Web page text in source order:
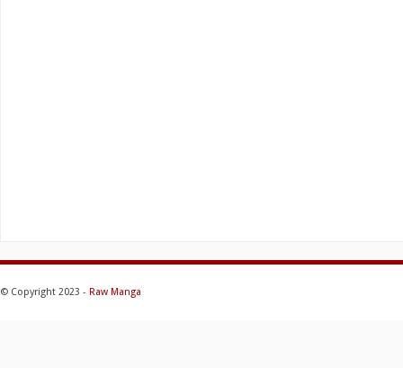
© Copyright 2023 - Raw Manga